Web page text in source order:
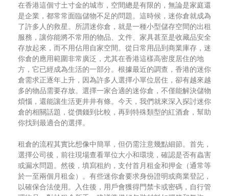
在香港這個寸土寸金的城市，空間總是有限的，無論是家庭還
是企業，都常常面臨儲物不足的問題。這時候，迷你倉就成為
了許多人的救星。所謂迷你倉，就是一種小型儲存空間的出租
服務，讓你能將不常用的物品、文件、家具甚至是收藏品安全
存放起來，而不用佔用自家空間。從日常用品到商業庫存，迷
你倉的應用範圍非常廣泛，尤其在香港這樣高密度居住的地
方，它已經成為生活的一部分。根據最近的調查，香港的迷你
倉需求正逐年上升，因為許多人選擇小單位居住，卻有越來越
多的物品需要存放。選擇一家合適的迷你倉，不僅能解決儲物
煩惱，還能讓生活更井井有條。今天，我們就來深入探討迷你
倉的相關話題，從價錢到比較，再到特殊類型的紅酒倉，幫助
你找到最適合的選擇。
租倉的流程其實比想像中簡單，但仍需注意幾點細節。首先，
選擇公司後，前往現場查看單位大小和環境，確認是否有蟲害
或漏水問題。然後，填寫租約，支付首月租金和押金（通常等
於一至兩個月租金）。有些迷你倉要求身份證明或商業登記，
以確保合法使用。入住後，用戶會獲得門禁卡或密碼，自行管